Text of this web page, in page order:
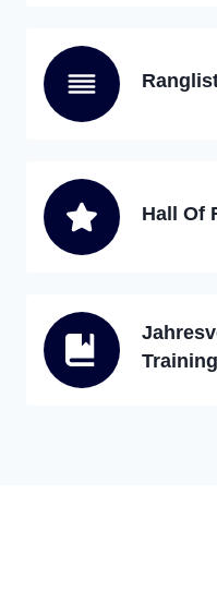
Hall Of
Training